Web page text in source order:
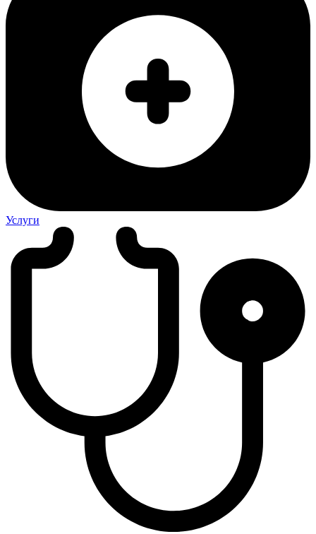
Услуги